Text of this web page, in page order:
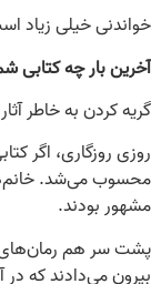
خواندنی خیلی زیاد
آخرین بار چه کتابی
گریه کردن به خاطر
روزی روزگاری، اگر
محسوب می‌شد.
مشهور بودند.
پشت سر هم رمان‌های
بیرون می‌دادند که